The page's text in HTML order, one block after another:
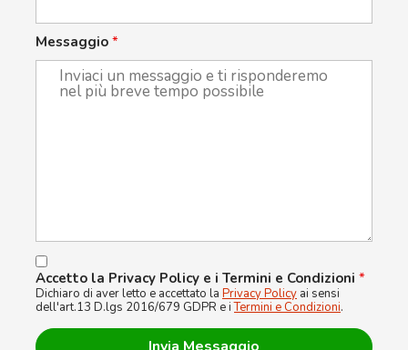
Messaggio *
Accetto la Privacy Policy e i Termini e Condizioni *
Dichiaro di aver letto e accettato la Privacy Policy ai sensi
dell'art.13 D.lgs 2016/679 GDPR e iTermini e Condizioni.